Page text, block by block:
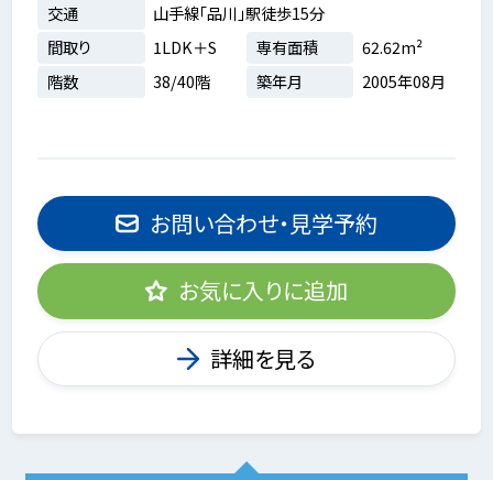
交通
山手線「品川」駅徒歩15分
間取り
1LDK＋S 専有面積
62.62m²
階数
38/40階 築年月 2005年08月
お問い合わせ・見学予約
お気に入りに追加
詳細を見る